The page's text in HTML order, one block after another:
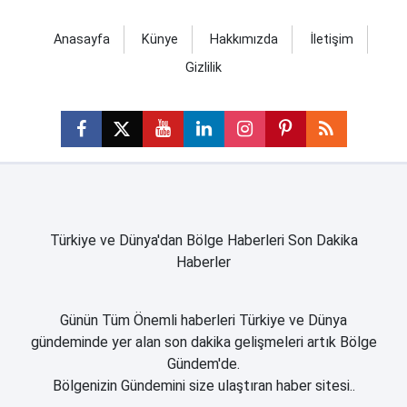
Anasayfa Künye Hakkımızda
İletişim
Gizlilik
Türkiye ve Dünya'dan Bölge Haberleri Son Dakika
Haberler
Günün Tüm Önemli haberleri Türkiye ve Dünya
gündeminde yer alan son dakika gelişmeleri artık Bölge
Gündem'de.
Bölgenizin Gündemini size ulaştıran haber sitesi..